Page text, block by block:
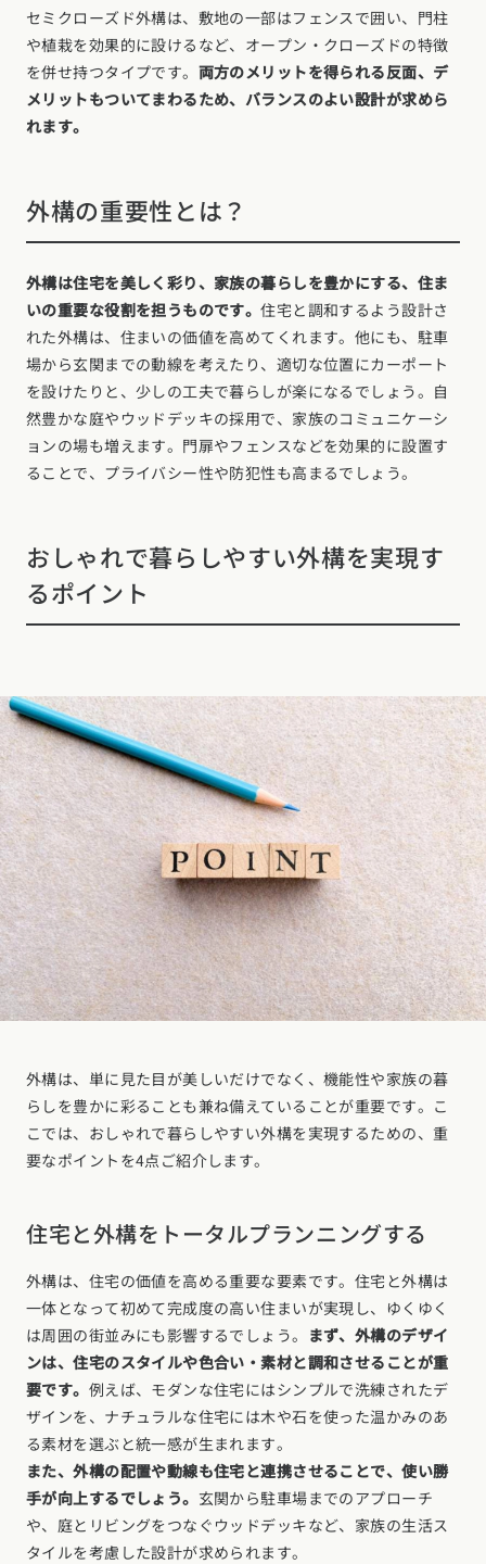
セミクローズド外構は、敷地の一部はフェンスで囲い、門柱
や植栽を効果的に設けるなど、オープン・クローズドの特徴
を併せ持つタイプです。 両方のメリットを得られる反面、デ
メリットもついてまわるため、バランスのよい設計が求めら
れます。
外構の重要性とは？
外構は住宅を美しく彩り、家族の暮らしを豊かにする、住ま
いの重要な役割を担うものです。住宅と調和するよう設計さ
れた外構は、住まいの価値を高めてくれます。他にも、駐車
場から玄関までの動線を考えたり、適切な位置にカーポート
を設けたりと、少しの工夫で暮らしが楽になるでしょう。自
然豊かな庭やウッドデッキの採用で、家族のコミュニケーシ
ョンの場も増えます。門扉やフェンスなどを効果的に設置す
ることで、プライバシー性や防犯性も高まるでしょう。
おしゃれで暮らしやすい外構を実現す
るポイント
外構は、単に見た目が美しいだけでなく、機能性や家族の暮
らしを豊かに彩ることも兼ね備えていることが重要です。こ
こでは、おしゃれで暮らしやすい外構を実現するための、重
要なポイントを4点ご紹介します。
住宅と外構をトータルプランニングする
外構は、住宅の価値を高める重要な要素です。住宅と外構は
一体となって初めて完成度の高い住まいが実現し、ゆくゆく
は周囲の街並みにも影響するでしょう。 まず、外構のデザイ
ンは、住宅のスタイルや色合い・素材と調和させることが重
要です。 例えば、モダンな住宅にはシンプルで洗練されたデ
ザインを、ナチュラルな住宅には木や石を使った温かみのあ
る素材を選ぶと統一感が生まれます。
また、外構の配置や動線も住宅と連携させることで、使い勝
手が向上するでしょう。 玄関から駐車場までのアプローチ
や、庭とリビングをつなぐウッドデッキなど、家族の生活ス
タイルを考慮した設計が求められます。